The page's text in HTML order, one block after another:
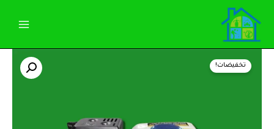
المحتوى
تخفيضات!
السعر
محرك